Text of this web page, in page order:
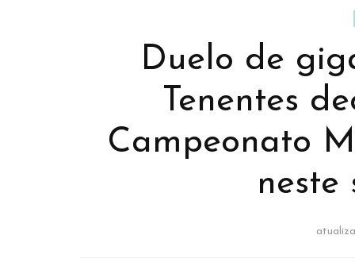
Duelo de
Tenentes
Campeonato
neste